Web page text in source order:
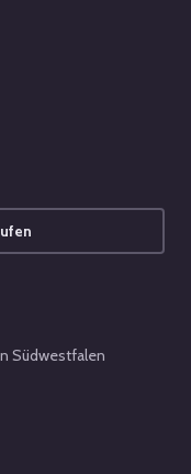
Südwestfalen